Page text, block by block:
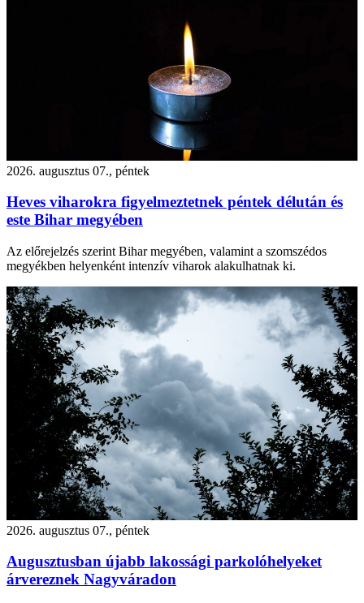
2026. augusztus 07., péntek
Heves viharokra figyelmeztetnek péntek délután és
este Bihar megyében
Az előrejelzés szerint Bihar megyében, valamint a szomszédos
megyékben helyenként intenzív viharok alakulhatnak ki.
2026. augusztus 07., péntek
Augusztusban újabb lakossági parkolóhelyeket
árvereznek Nagyváradon